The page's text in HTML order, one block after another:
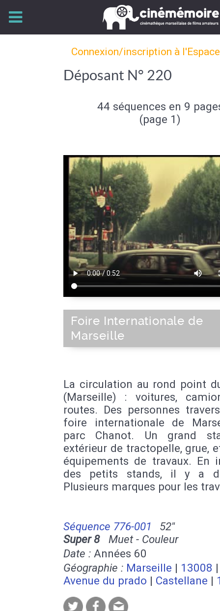
Connexion/inscription à
Déposant N° 220
44 séquences en 9
(page 1)
Foire Internationale de
Marseille
La circulation au rond point
(Marseille) : voitures,
routes. Des personnes
foire internationale de
parc Chanot. Un grand
extérieur de tractopelle, grue,
équipements de travaux. En
des petits stands, il y a
Plusieurs marques pour les
Séquence 776-001
52''
Super 8Muet - Couleur
Date : Années 60
Géographie : Marseille | 13008 |
Avenue du prado | Castellane |